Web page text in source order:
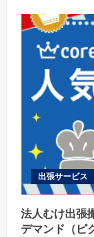
出張サービス
法人むけ出張
デマンド（ピ